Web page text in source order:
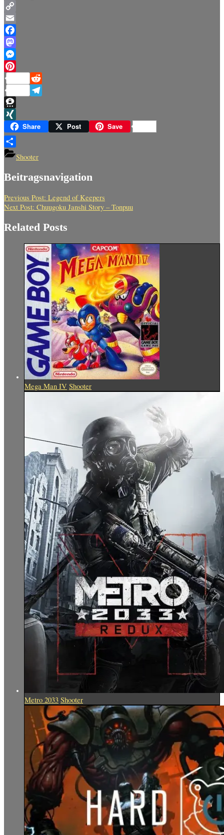
Copy
Link
Email
Facebook
Mastodon
Messenger
Pinterest
Reddit
Telegram
Threema
XINGShare Post Save
TeilenShooter
Beitragsnavigation
Previous Post: Legend of Keepers
Next Post: Chuugoku Janshi Story – Tonpuu
Related Posts
Mega Man IV Shooter
Metro 2033 Shooter